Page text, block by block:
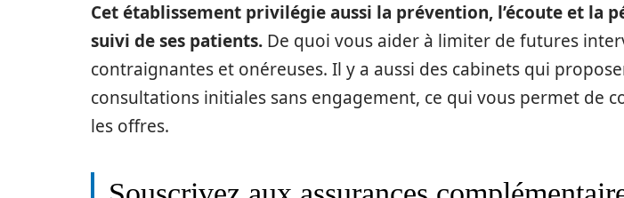
Cet établissement privilégie aussi la prévention, l’écoute et la
suivi de ses patients. De quoi vous aider à limiter de futures
contraignantes et onéreuses. Il y a aussi des cabinets qui
consultations initiales sans engagement, ce qui vous permet de
les offres.